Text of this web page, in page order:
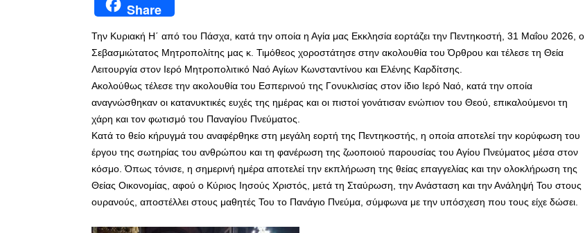
Share
Την Κυριακή Η΄ από του Πάσχα, κατά την οποία η Αγία μας Εκκλησία εορτάζει την Πεντηκοστή, 31 Μαΐου 2026, ο
Σεβασμιώτατος Μητροπολίτης μας κ. Τιμόθεος χοροστάτησε στην ακολουθία του Όρθρου και τέλεσε τη Θεία
Λειτουργία στον Ιερό Μητροπολιτικό Ναό Αγίων Κωνσταντίνου και Ελένης Καρδίτσης.
Ακολούθως τέλεσε την ακολουθία του Εσπερινού της Γονυκλισίας στον ίδιο Ιερό Ναό, κατά την οποία
αναγνώσθηκαν οι κατανυκτικές ευχές της ημέρας και οι πιστοί γονάτισαν ενώπιον του Θεού, επικαλούμενοι τη
χάρη και τον φωτισμό του Παναγίου Πνεύματος.
Κατά το θείο κήρυγμά του αναφέρθηκε στη μεγάλη εορτή της Πεντηκοστής, η οποία αποτελεί την κορύφωση του
έργου της σωτηρίας του ανθρώπου και τη φανέρωση της ζωοποιού παρουσίας του Αγίου Πνεύματος μέσα στον
κόσμο. Όπως τόνισε, η σημερινή ημέρα αποτελεί την εκπλήρωση της θείας επαγγελίας και την ολοκλήρωση της
Θείας Οικονομίας, αφού ο Κύριος Ιησούς Χριστός, μετά τη Σταύρωση, την Ανάσταση και την Ανάληψή Του στους
ουρανούς, αποστέλλει στους μαθητές Του το Πανάγιο Πνεύμα, σύμφωνα με την υπόσχεση που τους είχε δώσει.